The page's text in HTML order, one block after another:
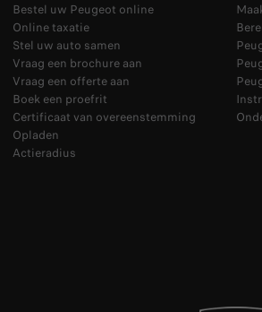
Bestel uw Peugeot online
Online taxatie
Stel uw auto samen
Vraag een brochure aan
Vraag een offerte aan
Boek een proefrit
Certificaat van overeenstemming
Opladen
Actieradius